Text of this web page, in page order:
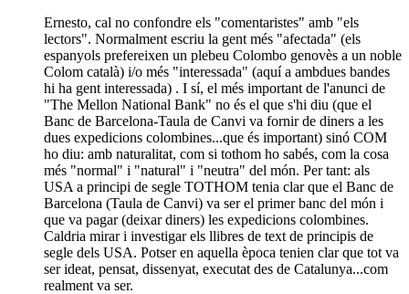
Ernesto, cal no confondre els "comentaristes" amb "els
lectors". Normalment escriu la gent més "afectada" (els
espanyols prefereixen un plebeu Colombo genovès a un noble
Colom català) i/o més "interessada" (aquí a ambdues bandes
hi ha gent interessada) . I sí, el més important de l'anunci de
"The Mellon National Bank" no és el que s'hi diu (que el
Banc de Barcelona-Taula de Canvi va fornir de diners a les
dues expedicions colombines...que és important) sinó COM
ho diu: amb naturalitat, com si tothom ho sabés, com la cosa
més "normal" i "natural" i "neutra" del món. Per tant: als
USA a principi de segle TOTHOM tenia clar que el Banc de
Barcelona (Taula de Canvi) va ser el primer banc del món i
que va pagar (deixar diners) les expedicions colombines.
Caldria mirar i investigar els llibres de text de principis de
segle dels USA. Potser en aquella època tenien clar que tot va
ser ideat, pensat, dissenyat, executat des de Catalunya...com
realment va ser.